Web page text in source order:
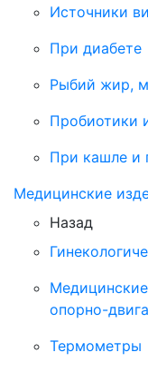
Источники
При диабете
Рыбий жир,
Пробиотики
При кашле и
Медицинские
Назад
опорно-
Термометры